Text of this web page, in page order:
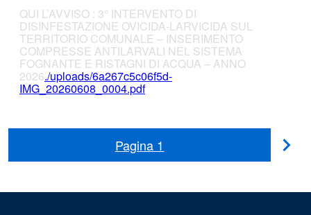
QUI L’AVVISO : 3° INTERVENTO DI
DISINFESTAZIONE OVICIDA-LARVICIDA SUL
TERRITORIO COMUNALE – INSERIMENTO
COMPRESSE ANTILARVALI NEL SISTEMA
FOGNANTE E RISTAGNI DI ACQUA – ANNO
2026./uploads/6a267c5c06f5d-
IMG_20260608_0004.pdf
Pagina 1